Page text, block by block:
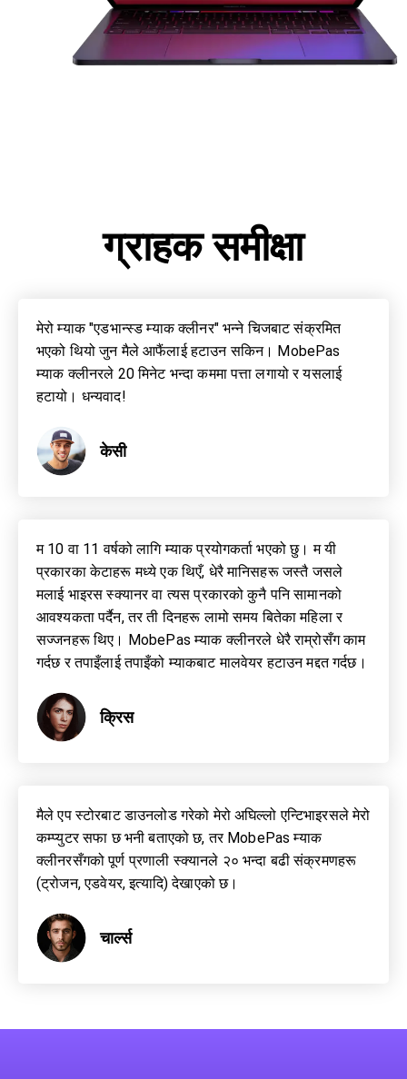
ग्राहक समीक्षा
मेरो म्याक "एडभान्स्ड म्याक क्लीनर" भन्ने चिजबाट संक्रमित
भएको थियो जुन मैले आफैंलाई हटाउन सकिन। MobePas
म्याक क्लीनरले 20 मिनेट भन्दा कममा पत्ता लगायो र यसलाई
हटायो। धन्यवाद!
केसी
म 10 वा 11 वर्षको लागि म्याक प्रयोगकर्ता भएको छु। म यी
प्रकारका केटाहरू मध्ये एक थिएँ, धेरै मानिसहरू जस्तै जसले
मलाई भाइरस स्क्यानर वा त्यस प्रकारको कुनै पनि सामानको
आवश्यकता पर्दैन, तर ती दिनहरू लामो समय बितेका महिला र
सज्जनहरू थिए। MobePas म्याक क्लीनरले धेरै राम्रोसँग काम
गर्दछ र तपाइँलाई तपाइँको म्याकबाट मालवेयर हटाउन मद्दत गर्दछ।
क्रिस
मैले एप स्टोरबाट डाउनलोड गरेको मेरो अघिल्लो एन्टिभाइरसले मेरो
कम्प्युटर सफा छ भनी बताएको छ, तर MobePas म्याक
क्लीनरसँगको पूर्ण प्रणाली स्क्यानले २० भन्दा बढी संक्रमणहरू
(ट्रोजन, एडवेयर, इत्यादि) देखाएको छ।
चार्ल्स